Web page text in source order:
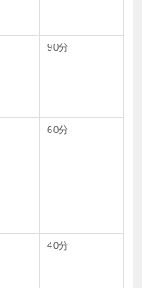
90分
60分
40分